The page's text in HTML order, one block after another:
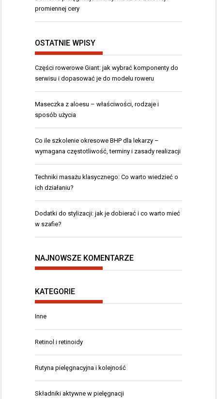
promiennej cery
OSTATNIE WPISY
Części rowerowe Giant: jak wybrać komponenty do
serwisu i dopasować je do modelu roweru
Maseczka z aloesu – właściwości, rodzaje i
sposób użycia
Co ile szkolenie okresowe BHP dla lekarzy –
wymagana częstotliwość, terminy i zasady realizacji
Techniki masażu klasycznego: Co warto wiedzieć o
ich działaniu?
Dodatki do stylizacji: jak je dobierać i co warto mieć
w szafie?
NAJNOWSZE KOMENTARZE
KATEGORIE
Inne
Retinol i retinoidy
Rutyna pielęgnacyjna i kolejność
Składniki aktywne w pielęgnacji